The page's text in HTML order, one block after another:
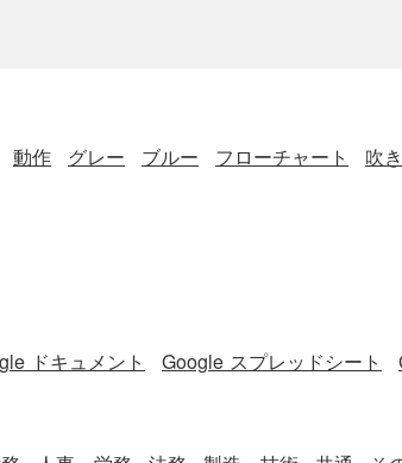
動作 グレー ブルー フローチャート 吹
ドキュメント Google スプレッドシート